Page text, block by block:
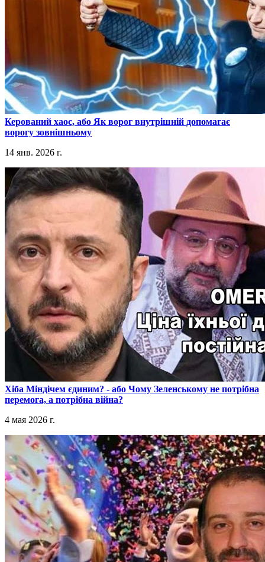
​Керований хаос, або Як ворог внутрішній допомагає
ворогу зовнішньому
14 янв. 2026 г.
​Хіба Міндічем єдиним? - або Чому Зеленському не потрібна
перемога, а потрібна війна?
4 мая 2026 г.